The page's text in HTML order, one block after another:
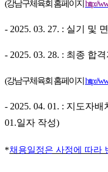
(강남구체육회 홈페이지 http://
- 2025. 03. 27. : 실기 및
- 2025. 03. 28. : 최종 합격
(강남구체육회 홈페이지 http://
- 2025. 04. 01. : 지도자배
01.일자 작성)
*채용일정은 사정에 따라